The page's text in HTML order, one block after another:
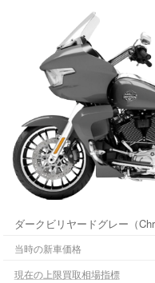
ダークビリヤードグレー（
当時の新車価格
現在の上限買取相場指標